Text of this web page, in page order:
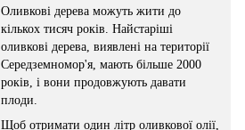
Оливкові дерева можуть жити до
кількох тисяч років. Найстаріші
оливкові дерева, виявлені на території
Середземномор'я, мають більше 2000
років, і вони продовжують давати
плоди.
Щоб отримати один літр оливкової олії,